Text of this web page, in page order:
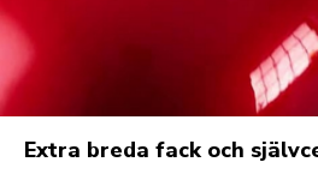
Extra breda fack och